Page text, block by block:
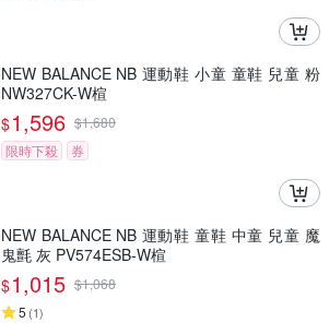
NEW BALANCE NB 運動鞋 小童 童鞋 兒童 粉
NW327CK-W楦
$1,596 $1,680
限時下殺
券
NEW BALANCE NB 運動鞋 童鞋 中童 兒童 魔
鬼氈 灰 PV574ESB-W楦
$1,015 $1,068
5 (1)